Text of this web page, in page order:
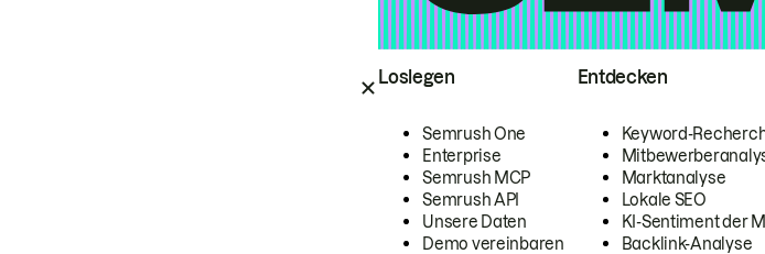
Loslegen
Semrush One
Enterprise
Semrush MCP
Semrush API
Unsere Daten
Demo vereinbaren
Entdecken
Keyword-
Marktanalyse
Lokale SEO
KI-Sentiment der
Backlink-Analyse